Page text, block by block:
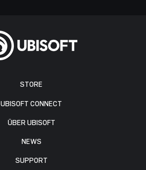
STORE
UBISOFT CONNECT
ÜBER UBISOFT
NEWS
SUPPORT